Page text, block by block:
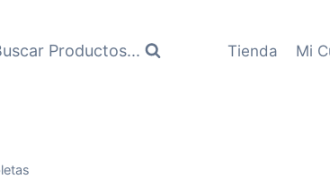
Productos... Tienda Mi